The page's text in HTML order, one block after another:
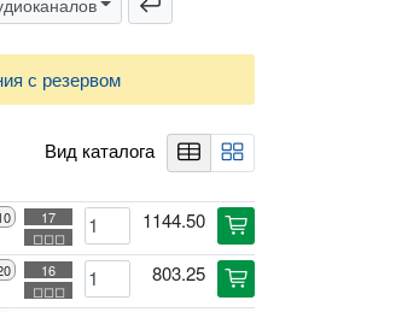
с резервом
Вид каталога table rectangle_grid_2x2
17
◻◻◻
1144.50 cart
16
◻◻◻
803.25 cart